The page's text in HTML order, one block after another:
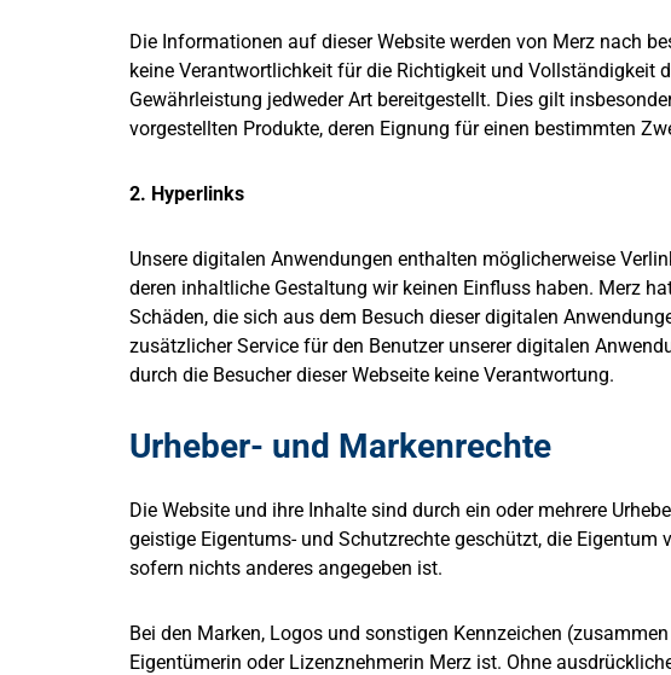
Die Informationen auf dieser Website werden von Merz nach
keine Verantwortlichkeit für die Richtigkeit und Vollständigkeit
Gewährleistung jedweder Art bereitgestellt. Dies gilt
vorgestellten Produkte, deren Eignung für einen bestimmten
2. Hyperlinks
Unsere digitalen Anwendungen enthalten möglicherweise
deren inhaltliche Gestaltung wir keinen Einfluss haben. Merz
Schäden, die sich aus dem Besuch dieser digitalen
zusätzlicher Service für den Benutzer unserer digitalen
durch die Besucher dieser Webseite keine Verantwortung.
Urheber- und Markenrechte
Die Website und ihre Inhalte sind durch ein oder mehrere
geistige Eigentums- und Schutzrechte geschützt, die
sofern nichts anderes angegeben ist.
Bei den Marken, Logos und sonstigen Kennzeichen
Eigentümerin oder Lizenznehmerin Merz ist. Ohne